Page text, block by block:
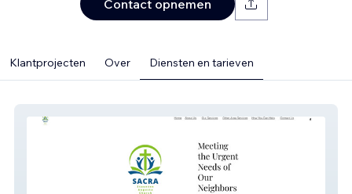
Contact opnemen
Klantprojecten Over Diensten en tarieven